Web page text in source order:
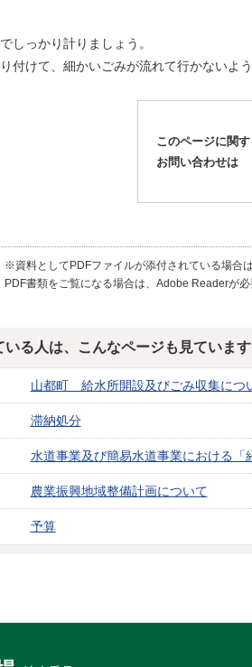
しっかり計りましょう。
付けて、細かいごみが流れて行かないよ
このページに関す
お問い合わせは
※資料としてPDFファイルが添付されている場合
PDF書類をご覧になる場合は、Adobe Readerが
る人は、こんなページも見ています
山都町 給水所開設及びごみ収集につ
滞納処分
水道事業及び簡易水道事業における「
農業振興地域整備計画について
予算